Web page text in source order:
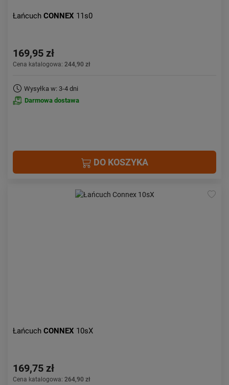
Łańcuch CONNEX 11s0
169,95 zł
Cena katalogowa: 244,90 zł
Wysyłka w: 3-4 dni
Darmowa dostawa
DO KOSZYKA
Łańcuch CONNEX 10sX
169,75 zł
Cena katalogowa: 264,90 zł